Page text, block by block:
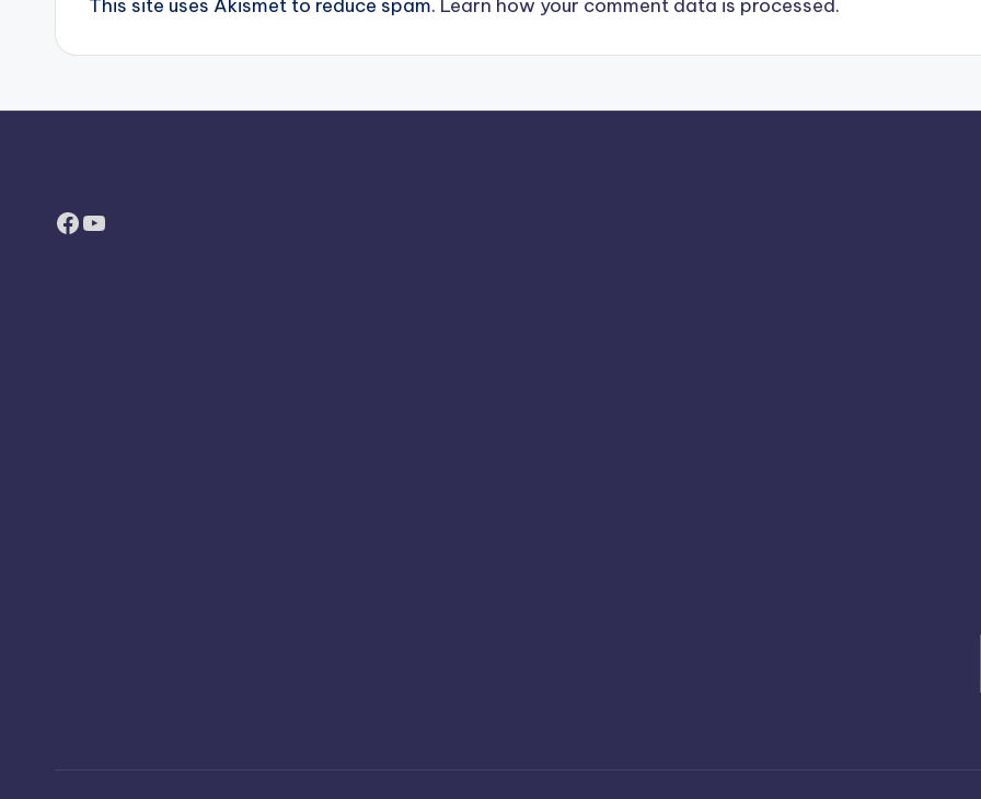
This site uses Akismet to reduce spam. Learn how your comment data is processed.
Facebook
YouTube